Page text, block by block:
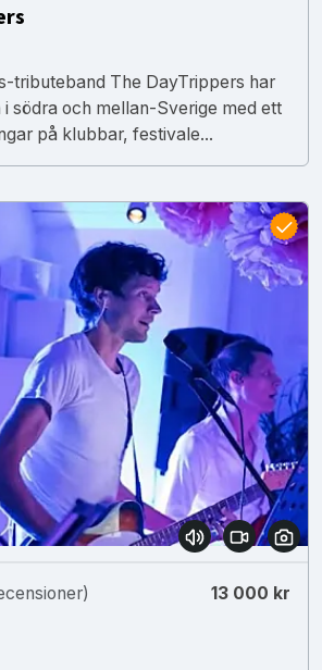
tributeband The DayTrippers har
i södra och mellan-Sverige med ett
på klubbar, festivale...
13 000 kr